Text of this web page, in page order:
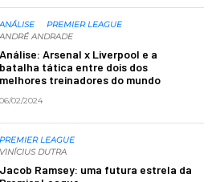
PREMIER LEAGUE
ANDRADE
Análise: Arsenal x Liverpool e a
batalha tática entre dois dos
melhores treinadores do mundo
06/02/2024
PREMIER LEAGUE
VINÍCIUS DUTRA
Jacob Ramsey: uma futura estrela da